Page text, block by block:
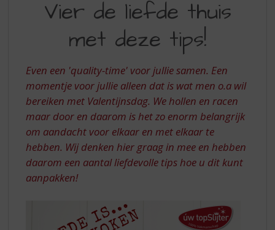
LIEFDE
MET
DEZE
TIPS!
Vier de liefde thuis
met deze tips!
Even een 'quality-time' voor jullie samen. Een
momentje voor jullie alleen dat is wat men o.a wil
bereiken met Valentijnsdag. We hollen en racen
maar door en daarom is het zo enorm belangrijk
om aandacht voor elkaar en met elkaar te
hebben. Wij denken hier graag in mee en hebben
daarom een aantal liefdevolle tips hoe u dit kunt
aanpakken!